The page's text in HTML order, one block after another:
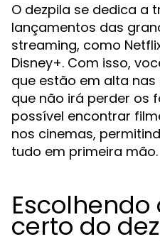
O dezpila se dedica a
lançamentos das
streaming, como
Disney+. Com isso,
que estão em alta
que não irá perder os
possível encontrar
nos cinemas,
tudo em primeira mão.
certo do